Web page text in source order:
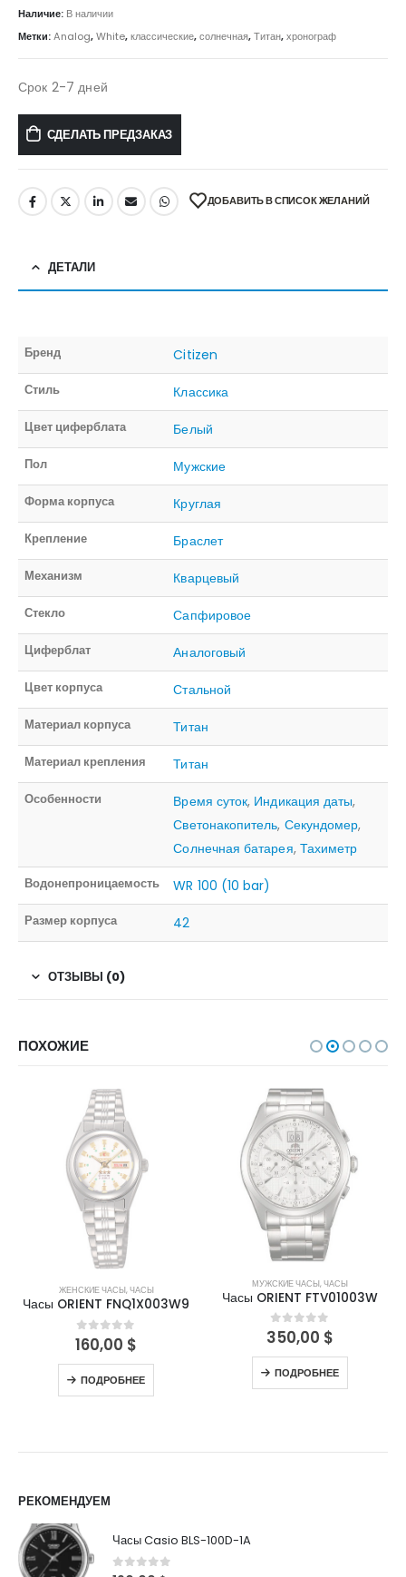
Наличие: В наличии
Метки:Analog,White,классические,солнечная,Титан,хронограф
Срок 2-7 дней
СДЕЛАТЬ ПРЕДЗАКАЗ
ДОБАВИТЬ В СПИСОК ЖЕЛАНИЙ
ДЕТАЛИ
Бренд Citizen
Стиль Классика
Цвет циферблата Белый
Пол Мужские
Форма корпуса Круглая
Крепление Браслет
Механизм Кварцевый
Стекло Сапфировое
Циферблат Аналоговый
Цвет корпуса Стальной
Материал корпуса Титан
Материал крепления Титан
Особенности Время суток, Индикация даты,
Светонакопитель, Секундомер,
Солнечная батарея, Тахиметр
Водонепроницаемость WR 100 (10 bar)
Размер корпуса 42
ОТЗЫВЫ (0)
ПОХОЖИЕ
НЕТ В НАЛИЧИИ
ЖЕНСКИЕ ЧАСЫ,ЧАСЫ
Часы ORIENT FNQ1X003W9
0out of 5
160,00 $
ПОДРОБНЕЕ
НЕТ В НАЛИЧИИ
МУЖСКИЕ ЧАСЫ,ЧАСЫ
Часы ORIENT FTV01003W
0out of 5
350,00 $
ПОДРОБНЕЕ
РЕКОМЕНДУЕМ
Часы Casio BLS-100D-1A